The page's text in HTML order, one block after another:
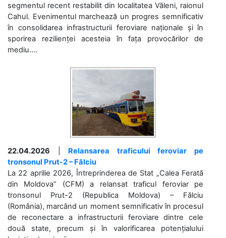
segmentul recent restabilit din localitatea Văleni, raionul
Cahul. Evenimentul marchează un progres semnificativ
în consolidarea infrastructurii feroviare naționale și în
sporirea rezilienței acesteia în fața provocărilor de
mediu....
22.04.2026
Relansarea traficului feroviar pe
tronsonul Prut-2 – Fălciu
La 22 aprilie 2026, Întreprinderea de Stat „Calea Ferată
din Moldova” (CFM) a relansat traficul feroviar pe
tronsonul Prut-2 (Republica Moldova) – Fălciu
(România), marcând un moment semnificativ în procesul
de reconectare a infrastructurii feroviare dintre cele
două state, precum și în valorificarea potențialului